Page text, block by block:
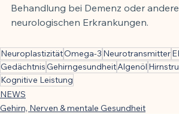
Behandlung bei Demenz oder
neurologischen Erkrankungen.
NeuroplastizitätOmega-3 Neurotransmitter
GedächtnisGehirngesundheitAlgenöl
Kognitive Leistung
NEWS
Gehirn, Nerven & mentale Gesundheit